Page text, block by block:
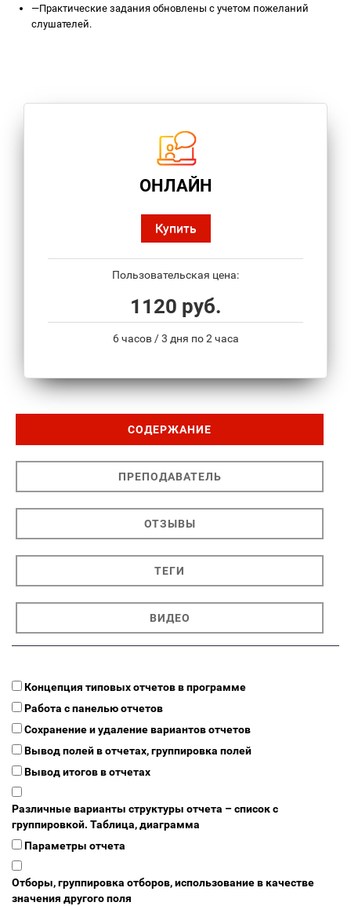
—Практические задания обновлены с учетом пожеланий
слушателей.
ОНЛАЙН
Купить
Пользовательская цена:
1120 руб.
6 часов / 3 дня по 2 часа
СОДЕРЖАНИЕ
ПРЕПОДАВАТЕЛЬ
ОТЗЫВЫ
ТЕГИ
ВИДЕО
Концепция типовых отчетов в программе
Работа с панелью отчетов
Сохранение и удаление вариантов отчетов
Вывод полей в отчетах, группировка полей
Вывод итогов в отчетах
Различные варианты структуры отчета – список с
группировкой. Таблица, диаграмма
Параметры отчета
Отборы, группировка отборов, использование в качестве
значения другого поля